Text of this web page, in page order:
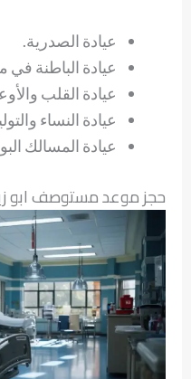
عيادة الصدرية.
عيادة الباطنة
عيادة القلب
عيادة النساء
عيادة المسالك
حجز موعد مستوصف ابو